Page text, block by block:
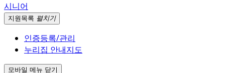
시니어
지원 목록 펼치기
인증등록/관리
누리집 안내지도
모바일 메뉴 닫기